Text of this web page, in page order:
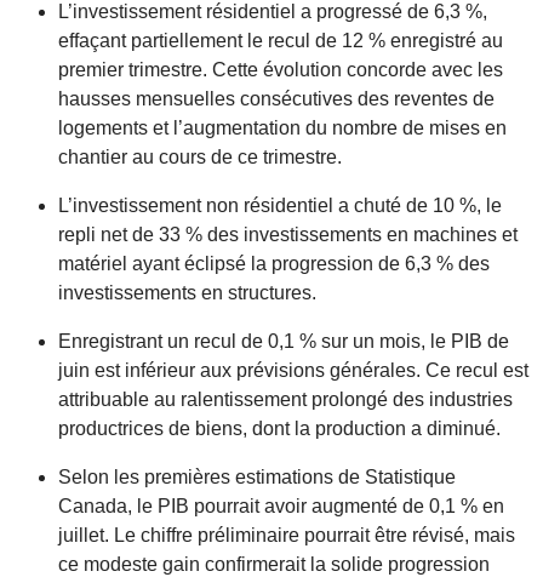
L’investissement résidentiel a progressé de 6,3 %,
effaçant partiellement le recul de 12 % enregistré au
premier trimestre. Cette évolution concorde avec les
hausses mensuelles consécutives des reventes de
logements et l’augmentation du nombre de mises en
chantier au cours de ce trimestre.
L’investissement non résidentiel a chuté de 10 %, le
repli net de 33 % des investissements en machines et
matériel ayant éclipsé la progression de 6,3 % des
investissements en structures.
Enregistrant un recul de 0,1 % sur un mois, le PIB de
juin est inférieur aux prévisions générales. Ce recul est
attribuable au ralentissement prolongé des industries
productrices de biens, dont la production a diminué.
Selon les premières estimations de Statistique
Canada, le PIB pourrait avoir augmenté de 0,1 % en
juillet. Le chiffre préliminaire pourrait être révisé, mais
ce modeste gain confirmerait la solide progression